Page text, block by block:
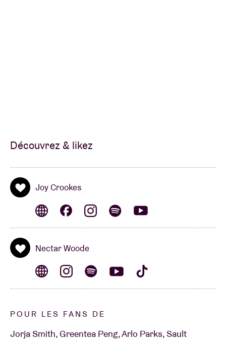
Découvrez & likez
Joy Crookes
Nectar Woode
POUR LES FANS DE
Jorja Smith, Greentea Peng, Arlo Parks, Sault